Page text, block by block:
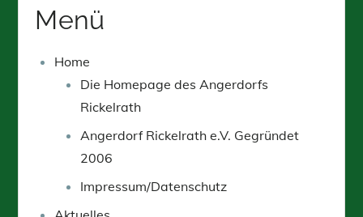
Menü
Home
Die Homepage des Angerdorfs
Rickelrath
Angerdorf Rickelrath e.V. Gegründet
2006
Impressum/Datenschutz